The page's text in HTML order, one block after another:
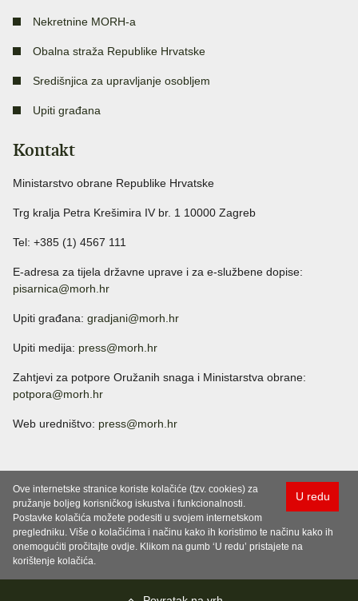
Nekretnine MORH-a
Obalna straža Republike Hrvatske
Središnjica za upravljanje osobljem
Upiti građana
Kontakt
Ministarstvo obrane Republike Hrvatske
Trg kralja Petra Krešimira IV br. 1 10000 Zagreb
Tel: +385 (1) 4567 111
E-adresa za tijela državne uprave i za e-službene dopise:
pisarnica@morh.hr
Upiti građana: gradjani@morh.hr
Upiti medija: press@morh.hr
Zahtjevi za potpore Oružanih snaga i Ministarstva obrane:
potpora@morh.hr
Web uredništvo: press@morh.hr
U redu
Ove internetske stranice koriste kolačiće (tzv. cookies) za
pružanje boljeg korisničkog iskustva i funkcionalnosti.
Postavke kolačića možete podesiti u svojem internetskom
pregledniku. Više o kolačićima i načinu kako ih koristimo te načinu kako ih
onemogućiti pročitajte ovdje. Klikom na gumb ‘U redu’ pristajete na
korištenje kolačića.